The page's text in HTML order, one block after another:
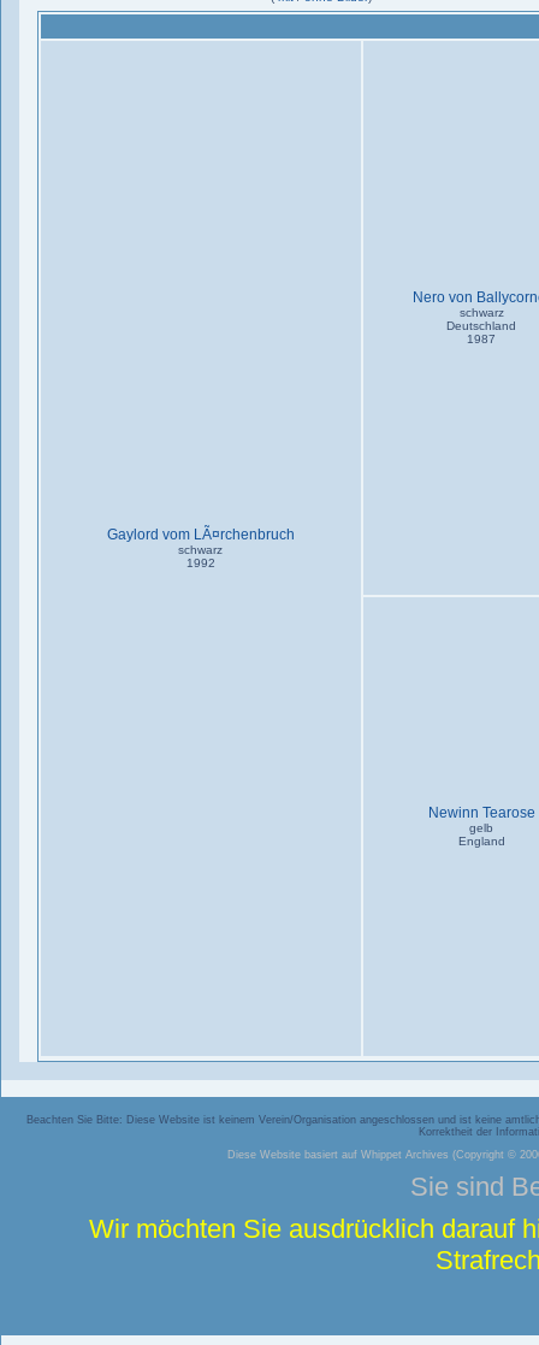
Gaylord vom LÃ¤rchenbruch
schwarz
1992
Nero von
schwarz
Deutschland
1987
Newinn Tearose
gelb
England
Beachten Sie Bitte: Diese Website ist keinem Verein/Organisation angeschlossen und ist keine
Korrektheit der
Diese Website basiert auf Whippet Archives (Copyright ©
Sie sind
Wir möchten Sie ausdrücklich darauf